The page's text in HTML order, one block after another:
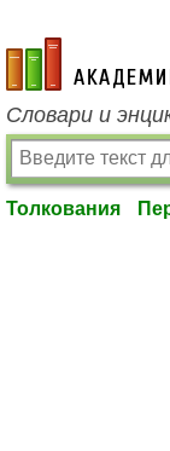
academic.ru
Словари и
Толкования